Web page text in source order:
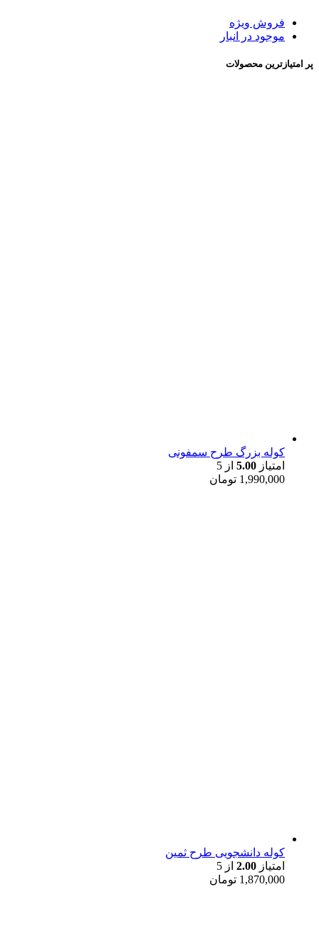
فروش ویژه
موجود در انبار
پر امتیازترین محصولات
کوله بزرگ طرح سمفونی
امتیاز 5.00 از 5
1,990,000 تومان
کوله دانشجویی طرح ثمین
امتیاز 2.00 از 5
1,870,000 تومان